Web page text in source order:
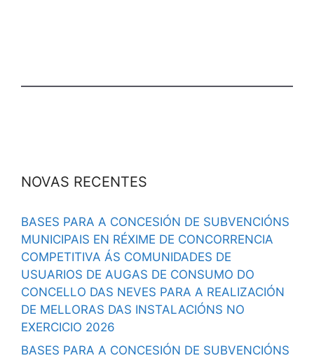
NOVAS RECENTES
BASES PARA A CONCESIÓN DE SUBVENCIÓNS
MUNICIPAIS EN RÉXIME DE CONCORRENCIA
COMPETITIVA ÁS COMUNIDADES DE
USUARIOS DE AUGAS DE CONSUMO DO
CONCELLO DAS NEVES PARA A REALIZACIÓN
DE MELLORAS DAS INSTALACIÓNS NO
EXERCICIO 2026
BASES PARA A CONCESIÓN DE SUBVENCIÓNS